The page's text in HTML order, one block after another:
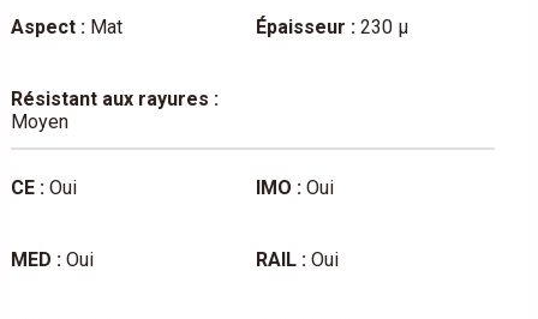
Aspect :Mat Épaisseur : 230 µ
Résistant aux rayures :
Moyen
CE :Oui IMO : Oui
MED :Oui RAIL : Oui